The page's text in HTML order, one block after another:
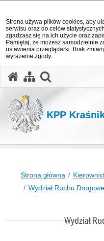
Strona używa plików cookies, aby
serwisu oraz do celów
zgadzasz się na ich użycie oraz
Pamiętaj, że możesz samodzielnie
ustawienia przeglądarki. Brak
wyrażenie zgody.
KPP
Strona główna
Wydział Ruchu
Wydział